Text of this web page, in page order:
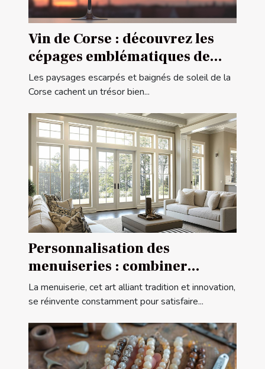
Vin de Corse : découvrez les
cépages emblématiques de
l'île de beauté
Les paysages escarpés et baignés de soleil de la
Corse cachent un trésor bien...
Personnalisation des
menuiseries : combiner
esthétique et fonctionnalité
La menuiserie, cet art alliant tradition et innovation,
se réinvente constamment pour satisfaire...